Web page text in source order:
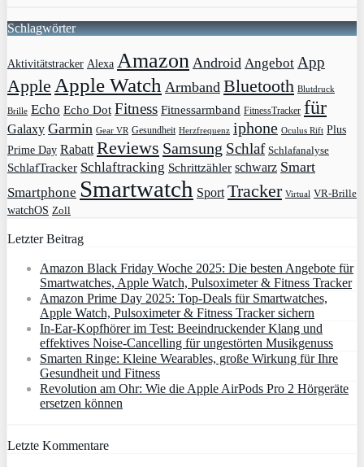
Schlagwörter
Aktivitätstracker Alexa Amazon Android Angebot App
Apple Apple Watch Armband Bluetooth Blutdruck
Brille Echo Echo Dot Fitness Fitnessarmband FitnessTracker für
Galaxy Garmin Gear VR Gesundheit Herzfrequenz iphone Oculus Rift Plus
Prime Day Rabatt Reviews Samsung Schlaf Schlafanalyse
SchlafTracker Schlaftracking Schrittzähler schwarz Smart
Smartphone Smartwatch Sport Tracker Virtual VR-Brille
watchOS Zoll
Letzter Beitrag
Amazon Black Friday Woche 2025: Die besten Angebote für
Smartwatches, Apple Watch, Pulsoximeter & Fitness Tracker
Amazon Prime Day 2025: Top-Deals für Smartwatches,
Apple Watch, Pulsoximeter & Fitness Tracker sichern
In-Ear-Kopfhörer im Test: Beeindruckender Klang und
effektives Noise-Cancelling für ungestörten Musikgenuss
Smarten Ringe: Kleine Wearables, große Wirkung für Ihre
Gesundheit und Fitness
Revolution am Ohr: Wie die Apple AirPods Pro 2 Hörgeräte
ersetzen können
Letzte Kommentare